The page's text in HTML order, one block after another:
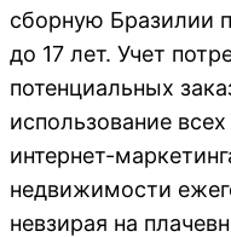
сборную Бразилии
до 17 лет. Учет
потенциальных
использование
интернет-
недвижимости
невзирая на